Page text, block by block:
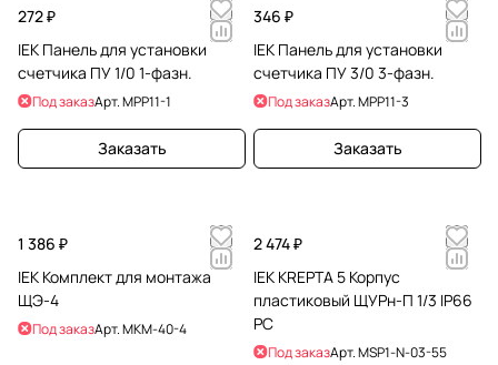
272 ₽
IEK Панель для установки
счетчика ПУ 1/0 1-фазн.
Под заказАрт.MPP11-1
Заказать
346 ₽
IEK Панель для установки
счетчика ПУ 3/0 3-фазн.
Под заказАрт.MPP11-3
Заказать
1 386 ₽
IEK Комплект для монтажа
ЩЭ-4
Под заказАрт.MKM-40-4
2 474 ₽
IEK KREPTA 5 Корпус
пластиковый ЩУРн-П 1/3 IP66
PC
Под заказАрт.MSP1-N-03-55